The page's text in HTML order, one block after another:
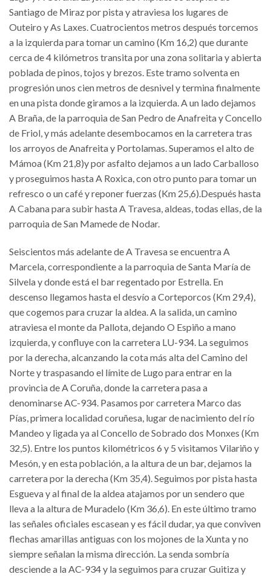
Santiago de Miraz por pista y atraviesa los lugares de
Outeiro y As Laxes. Cuatrocientos metros después torcemos
a la izquierda para tomar un camino (Km 16,2) que durante
cerca de 4 kilómetros transita por una zona solitaria y abierta
poblada de pinos, tojos y brezos. Este tramo solventa en
progresión unos cien metros de desnivel y termina finalmente
en una pista donde giramos a la izquierda. A un lado dejamos
A Braña, de la parroquia de San Pedro de Anafreita y Concello
de Friol, y más adelante desembocamos en la carretera tras
los arroyos de Anafreita y Portolamas. Superamos el alto de
Mámoa (Km 21,8)y por asfalto dejamos a un lado Carballoso
y proseguimos hasta A Roxica, con otro punto para tomar un
refresco o un café y reponer fuerzas (Km 25,6).Después hasta
A Cabana para subir hasta A Travesa, aldeas, todas ellas, de la
parroquia de San Mamede de Nodar.
Seiscientos más adelante de A Travesa se encuentra A
Marcela, correspondiente a la parroquia de Santa María de
Silvela y donde está el bar regentado por Estrella. En
descenso llegamos hasta el desvío a Corteporcos (Km 29,4),
que cogemos para cruzar la aldea. A la salida, un camino
atraviesa el monte da Pallota, dejando O Espiño a mano
izquierda, y confluye con la carretera LU-934. La seguimos
por la derecha, alcanzando la cota más alta del Camino del
Norte y traspasando el límite de Lugo para entrar en la
provincia de A Coruña, donde la carretera pasa a
denominarse AC-934. Pasamos por carretera Marco das
Pías, primera localidad coruñesa, lugar de nacimiento del río
Mandeo y ligada ya al Concello de Sobrado dos Monxes (Km
32,5). Entre los puntos kilométricos 6 y 5 visitamos Vilariño y
Mesón, y en esta población, a la altura de un bar, dejamos la
carretera por la derecha (Km 35,4). Seguimos por pista hasta
Esgueva y al final de la aldea atajamos por un sendero que
lleva a la altura de Muradelo (Km 36,6). En este último tramo
las señales oficiales escasean y es fácil dudar, ya que conviven
flechas amarillas antiguas con los mojones de la Xunta y no
siempre señalan la misma dirección. La senda sombría
desciende a la AC-934 y la seguimos para cruzar Guitiza y